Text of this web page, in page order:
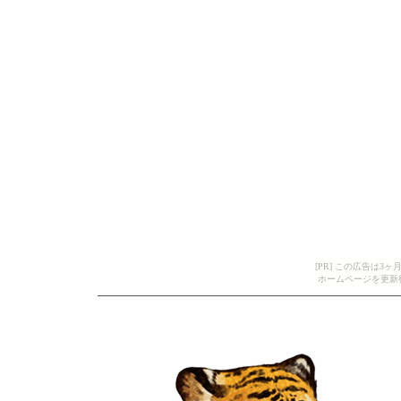
[PR] この広告は3ヶ
ホームページを更